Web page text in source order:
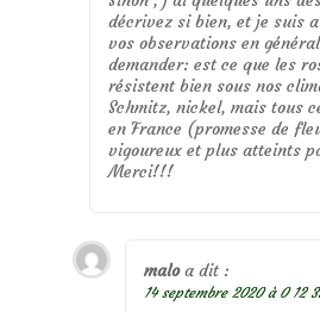
décrivez si bien, et je suis
vos observations en général
demander: est ce que les
résistent bien sous nos
Schmitz, nickel, mais tous
en France (promesse de
vigoureux et plus atteints
Merci!!!
malo a dit :
14 septembre 2020 à 0 12